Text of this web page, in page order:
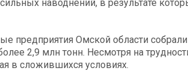
наводнений, в результате
предприятия Омской области
2,9 млн тонн. Несмотря на
в сложившихся условиях.